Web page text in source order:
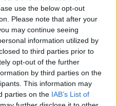
use the below opt-out
Please note that after your
may continue seeing
information utilized by
to third parties prior to
opt-out of the further
by third parties on the
This information may
parties on the IAB’s List of
πόσο υπάρχει
λένε ότι με στόχο
όλους αυτούς που
δίνουμε ό,τι
ο καθένας. Μπορεί
για τον καθένα